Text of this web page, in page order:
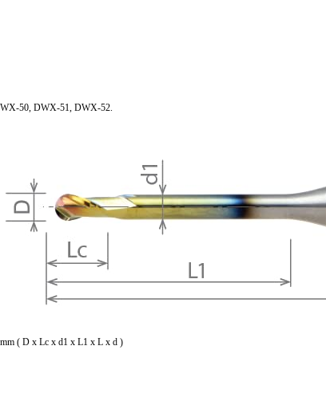
50, DWX-51, DWX-52.
( D x Lc x d1 x L1 x L x d )